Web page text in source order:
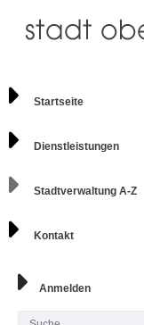
Startseite
Dienstleistungen
Stadtverwaltung A-Z
Kontakt
Anmelden